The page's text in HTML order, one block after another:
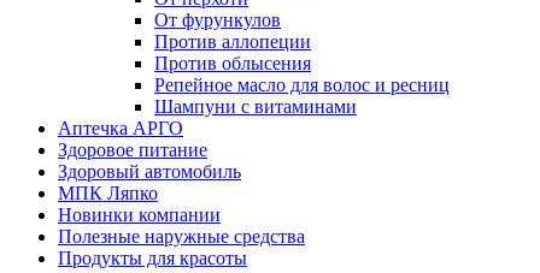
От фурункулов
Против аллопеции
Против облысения
Репейное масло для волос и ресниц
Шампуни с витаминами
Аптечка АРГО
Здоровое питание
Здоровый автомобиль
МПК Ляпко
Новинки компании
Полезные наружные средства
Продукты для красоты